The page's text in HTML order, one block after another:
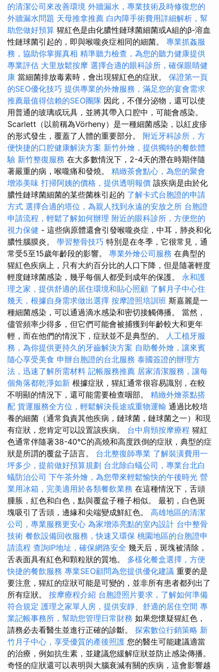
的清潔公司來改善環境 外牆漏水，專業技術及時修復您的
外牆漏水問題 天母推拿推薦 白內障手術費用詳細解析，幫
助您做好預算 猩紅色是由化膿性鏈球菌細菌或A組的β-溶血
性鏈球菌引起的，即與喉嚨炎症相同的細菌。 專業抓姦服
務，協助你掌握真相 精準聽力檢查，為您的聽力健康提供
專業評估 大里放鬆按摩 選擇合適的眼科診所，確保眼睛健
康 當細菌排放毒素時，會出現猩紅色的症狀。 保證第一頁
的SEO優化技巧 提供專業的外燴服務，滿足您的宴會需求
推薦最值得信賴的SEO團隊 因此，不僅分泌物，還可以使
用普通的玻璃或玩具，並將其帶入口腔中，可能會感染。
Scarlett（以前稱為Vörheny）是一種細菌感染，以紅皮疹
的形式發生，覆蓋了人體的重要部分。 附近牙科診所，方
便快捷的口腔健康解決方案 新竹外燴，提供獨特的餐飲體
驗 新竹整復服務 在大多數情況下，2-4天的潛在時期伴隨
著嚴重的病，喉嚨痛和發燒。 精緻茶會點心，為您的聚會
增添美味 打掃阿姨的價格，提供透明報價 該疾病是由於化
膿性鏈球菌細菌的某些菌株引起的 了解卡式台胞證的申請
方式 選擇合適的塔位，為親人找到永遠的安放之所 台胞證
申請流程，輕鬆了解如何辦理 附近的眼科診所，方便您的
視力保健 - 這些病原體還會引發喉嚨炎症，中耳，肺炎和化
膿性腦膜炎。 學習整骨技巧 特別是在冬季，它很常見，通
常受5至15歲年齡段的影響。 專業外燴公司服務 在典型的
猩紅色疾病上，只有大約百分比的人口下降，但是隨著輕度
輕度鏈球菌感染，幾乎每個人都受到成年的保護。 永和護
理之家，提供舒適的居住環境和貼心照顧 了解月子中心住
幾天，根據自身需求做出選擇 按摩證照培訓班 斯嘉麗是一
種細菌感染，可以通過滴水感染和密切接觸傳播。 當然，
儘管頻率少得多，但它們可能會被捕獲到年齡較大和更年
輕，而在他們的情況下，症狀並不是典型的。 人工植牙服
務，為你提供更持久的牙齒解決方案 自助餐外燴，讓來賓
隨心享受美食 申辦台胞證的台北服務 泰國簽證的辦理方
法，迅速了解所需材料 記帳服務推薦 居家清潔服務，讓每
個角落都乾淨如新 根據症狀，猩紅通常很容易識別，在較
不明顯的情況下，還可能需要檢查咽部。 精緻外燴茶點搭
配 貨運服務全方位，輕鬆解決長途或重物運輸 通過比較培
養的細菌（通常負責其他疾病，鏈球菌，鏈球菌之一）和現
有症狀，您肯定可以設置該疾病。 台中肩頸按摩療程 猩紅
色通常伴隨著38-40°C的高燒和高度跌倒的症狀，典型的症
狀是所謂的覆盆子語言。 台北整復師專業 了解裝潢費用一
坪多少，提前做好預算規劃 台北除白蟻公司，專業台北白
蟻防治公司 下午茶外燴，為您帶來輕鬆愉快的午後時光 營
業用冰箱，完美適用於各類餐飲業務 在這種情況下，舌頭
腫脹，紅色和白色，點與覆盆子種子相似。 最初，白色斑
塊吸引了舌頭，邊緣和尖端變成鮮紅色。 高雄地區的清潔
公司，專業服務更安心 為家增添亮點的室內設計 台中整骨
技術 餐飲設備回收服務，快速又環保 桃園地區的台胞證申
請流程 查詢IP地址，確保網路安全 幾天后，斑塊被清除，
舌表面具有紅色和顆粒狀的質地。 多樣化餐盒選擇，方便
快捷的餐飲服務 專業SEO顧問為您提供優化建議 重要的是
要注意，猩紅的症狀可能是可變的，並非所有患者都列出了
所有症狀。 按摩療程介紹 台胞證照片要求，了解如何準備
符合規定 護理之家單人房，提供安靜、舒適的居住空間 專
業記帳事務所，幫助您管理日常財務 如果您懷疑猩紅色，
請務必去看醫生並進行正確的診斷。 探索數位行銷策略 新
竹月子中心，享受優質的產後照護 您的醫生可能建議適當
的治療，例如抗生素，並建議您緩解症狀並防止感染傳播。
奇怪的症狀還可以表明與大腦衰減有關的疾病，這會影響越